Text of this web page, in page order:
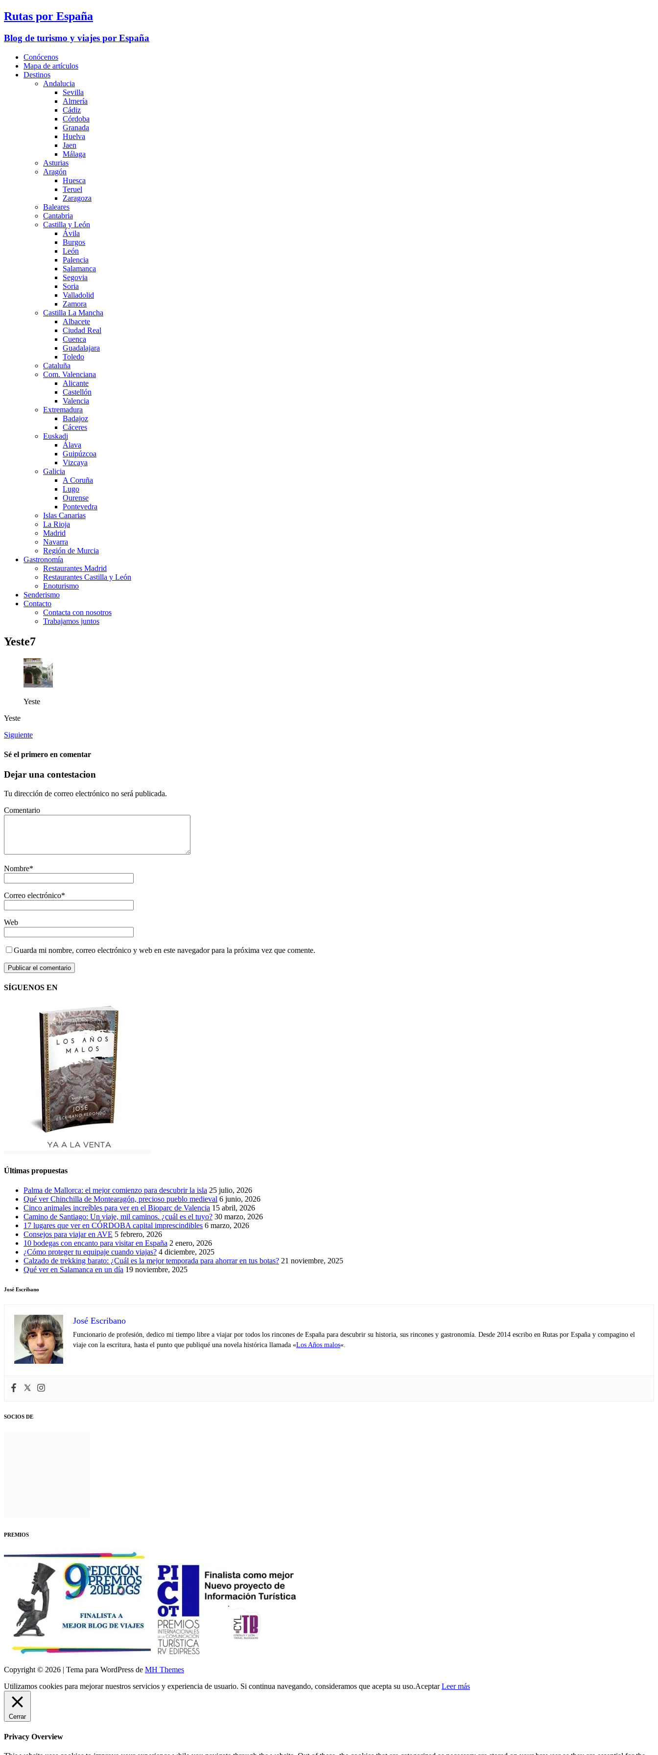
Rutas por España
Blog de turismo y viajes por España
Conócenos
Mapa de artículos
Destinos
Andalucia
Sevilla
Almería
Cádiz
Córdoba
Granada
Huelva
Jaen
Málaga
Asturias
Aragón
Huesca
Teruel
Zaragoza
Baleares
Cantabria
Castilla y León
Ávila
Burgos
León
Palencia
Salamanca
Segovia
Soria
Valladolid
Zamora
Castilla La Mancha
Albacete
Ciudad Real
Cuenca
Guadalajara
Toledo
Cataluña
Com. Valenciana
Alicante
Castellón
Valencia
Extremadura
Badajoz
Cáceres
Euskadi
Álava
Guipúzcoa
Vizcaya
Galicia
A Coruña
Lugo
Ourense
Pontevedra
Islas Canarias
La Rioja
Madrid
Navarra
Región de Murcia
Gastronomía
Restaurantes Madrid
Restaurantes Castilla y León
Enoturismo
Senderismo
Contacto
Contacta con nosotros
Trabajamos juntos
Yeste7
Yeste
Yeste
Siguiente
Sé el primero en comentar
Dejar una contestacion
Tu dirección de correo electrónico no será publicada.
Comentario
Nombre*
Correo electrónico*
Web
Guarda mi nombre, correo electrónico y web en este navegador para la próxima vez que comente.
SÍGUENOS EN
Últimas propuestas
Palma de Mallorca: el mejor comienzo para descubrir la isla 25 julio, 2026
Qué ver Chinchilla de Montearagón, precioso pueblo medieval 6 junio, 2026
Cinco animales increíbles para ver en el Bioparc de Valencia 15 abril, 2026
Camino de Santiago: Un viaje, mil caminos. ¿cuál es el tuyo? 30 marzo, 2026
17 lugares que ver en CÓRDOBA capital imprescindibles 6 marzo, 2026
Consejos para viajar en AVE 5 febrero, 2026
10 bodegas con encanto para visitar en España 2 enero, 2026
¿Cómo proteger tu equipaje cuando viajas? 4 diciembre, 2025
Calzado de trekking barato: ¿Cuál es la mejor temporada para ahorrar en tus botas? 21 noviembre, 2025
Qué ver en Salamanca en un día 19 noviembre, 2025
José Escribano
José Escribano
Funcionario de profesión, dedico mi tiempo libre a viajar por todos los rincones de España para descubrir su historia, sus rincones y gastronomía. Desde 2014 escribo en Rutas por España y compagino el
viaje con la escritura, hasta el punto que publiqué una novela histórica llamada «Los Años malos«.
SOCIOS DE
PREMIOS
Copyright © 2026 | Tema para WordPress de MH Themes
Utilizamos cookies para mejorar nuestros servicios y experiencia de usuario. Si continua navegando, consideramos que acepta su uso.Aceptar Leer más
Cerrar
Privacy Overview